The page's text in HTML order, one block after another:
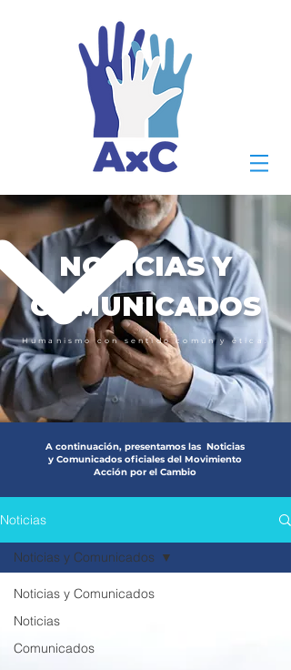
NOTICIAS Y
COMUNICADOS
Humanismo con sentido común y ética.
A continuación, presentamos las Noticias
y Comunicados oficiales del Movimiento
Acción por el Cambio
Noticias
Noticias y Comunicados
Noticias
Comunicados
Noticias y Comunicados